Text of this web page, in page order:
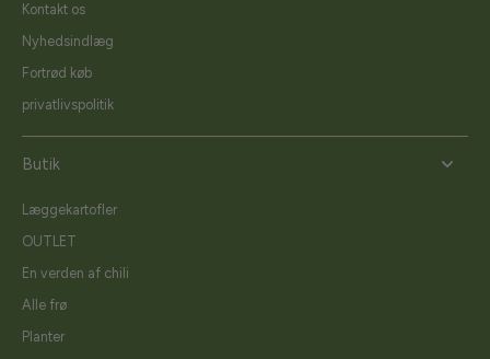
Kontakt os
Nyhedsindlæg
Fortrød køb
privatlivspolitik
Butik
Læggekartofler
OUTLET
En verden af chili
Alle frø
Planter